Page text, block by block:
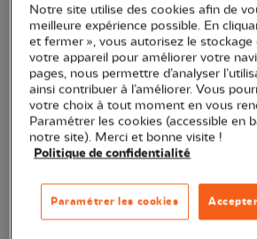
Pour trouver des différences
chercher sous l'épais gainage
protège les Monarch HG. On
les fûts ne sont plus en
de verre, mais en alliage de
matériau, léger et très rigide,
HG une bonne résistance
l'étanchéité renforcée des HG,
et remplissage à l'azote, est un
Notre site utilise des cookies afin de
meilleure expérience possible. En
et fermer », vous autorisez le stockage
votre appareil pour améliorer votre
pages, nous permettre d’analyser
ainsi contribuer à l’améliorer. Vous
votre choix à tout moment en vous
Paramétrer les cookies (accessible en
notre site). Merci et bonne visite !
Politique de confidentialité
Paramétrer les cookies